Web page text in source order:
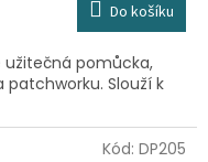
Do košíku
užitečná pomůcka,
Slouží k
Kód: DP205